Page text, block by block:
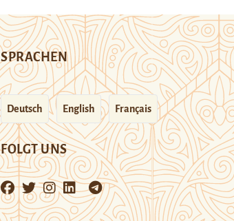
SPRACHEN
Deutsch English Français
FOLGT UNS